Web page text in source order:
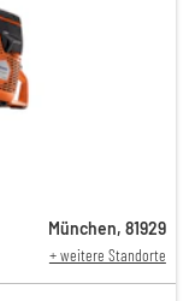
München, 81929
+ weitere Standorte